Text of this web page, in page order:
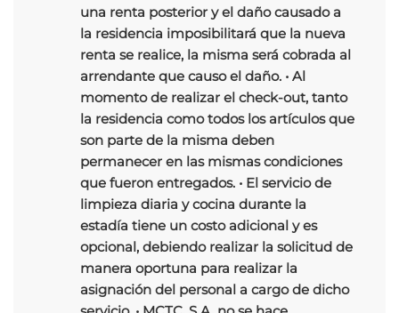
una renta posterior y el daño causado a
la residencia imposibilitará que la nueva
renta se realice, la misma será cobrada al
arrendante que causo el daño. • Al
momento de realizar el check-out, tanto
la residencia como todos los artículos que
son parte de la misma deben
permanecer en las mismas condiciones
que fueron entregados. • El servicio de
limpieza diaria y cocina durante la
estadía tiene un costo adicional y es
opcional, debiendo realizar la solicitud de
manera oportuna para realizar la
asignación del personal a cargo de dicho